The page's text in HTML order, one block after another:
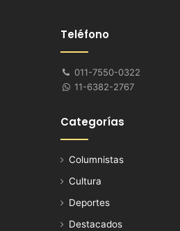
Teléfono
011-7550-0322
11-6382-2767
Categorías
Columnistas
Cultura
Deportes
Destacados